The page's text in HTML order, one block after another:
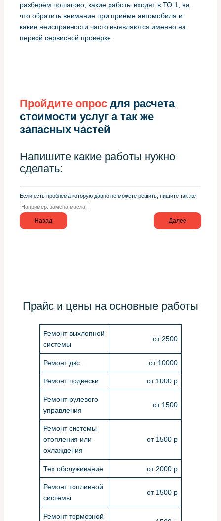
разберём пошагово, какие работы входят в ТО 1, на
что обратить внимание при приёме автомобиля и
какие неисправности часто выявляются именно на
первой сервисной проверке.
Пройдите опрос для расчета
стоимости услуг а так же
запасных частей
Напишите какие работы нужно
сделать:
Если есть проблема которую давно не можете решить, пишите так же
Назад Далее
Прайс и цены на основные работы
Ремонт выхлопной
системы
от 2500
Ремонт двс от 10000
Ремонт подвески от 1000 р
Ремонт рулевого
управления
от 1500
Ремонт системы
отопления или
охлаждения
от 1500 р
Тех обслуживание от 2000 р
Ремонт топливной
системы
от 1500 р
Ремонт тормозной